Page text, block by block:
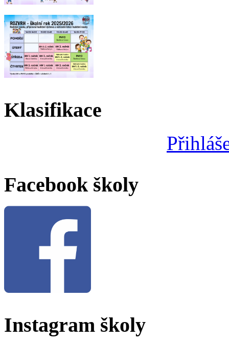
Klasifikace
Facebook školy
Instagram školy